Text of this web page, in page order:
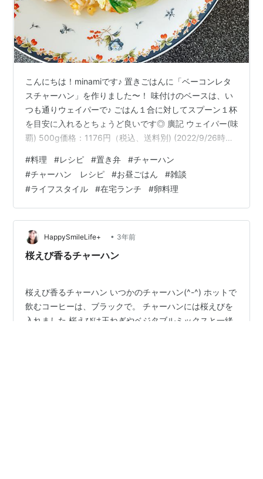
こんにちは！minamiです♪ 置きごはんに「ベーコンレタ
スチャーハン」を作りました〜！ 味付けのベースは、い
つも通りウェイパーで♪ ごはん１合に対してスプーン１杯
を目安に入れるとちょうど良いです◎ 廣記 ウェイパー(味
覇) 500g価格：1176円（税込、送料別) (2022/9/26時点)
産されている、固定品種の青唐辛子を送っていただい
て..。 ピリッと辛くてとっても美味しい〜〜！ あとがき
お彼岸に、おじいちゃんおばあちゃんに会いに行ってき
ました〜！ お墓参りをして、お仏壇に手を合わせて..。
穏やかな時間を過ごしながらも、どこかシ…
#料理 #レシピ #置き弁 #チャーハン
#チャーハン レシピ #お昼ごはん #雑談
#ライフスタイル #在宅ランチ #卵料理
HappySmileLife+ • 3年前
桜えび香るチャーハン